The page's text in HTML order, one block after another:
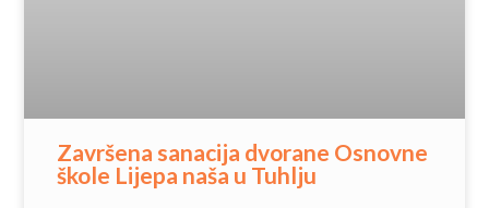
Završena sanacija dvorane Osnovne
škole Lijepa naša u Tuhlju